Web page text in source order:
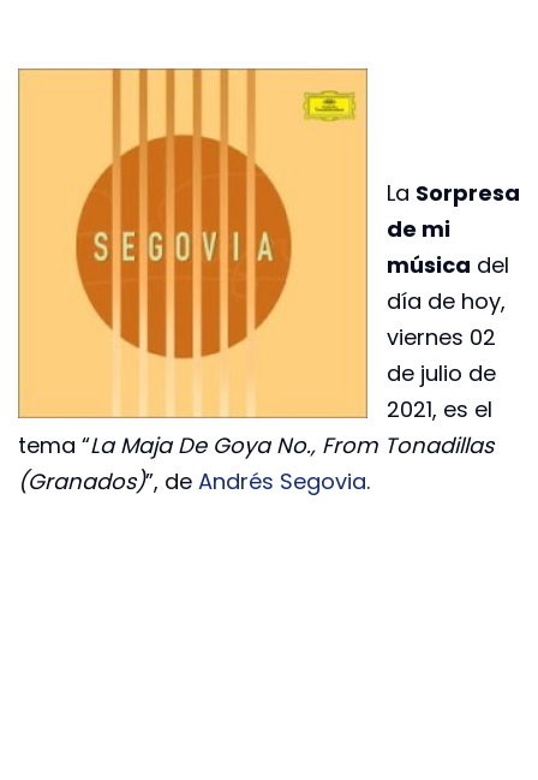
La Sorpresa
de mi
música del
día de hoy,
viernes 02
de julio de
2021, es el
tema “La Maja De Goya No., From Tonadillas
(Granados)”, de Andrés Segovia.